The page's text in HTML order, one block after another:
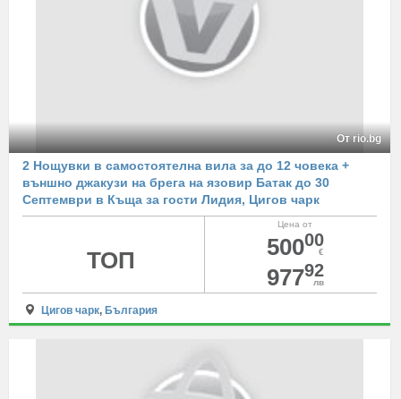
От rio.bg
2 Нощувки в самостоятелна вила за до 12 човека +
външно джакузи на брега на язовир Батак до 30
Септември в Къща за гости Лидия, Цигов чарк
Цена от
50000
€
97792
лв
ТОП
Цигов чарк, България